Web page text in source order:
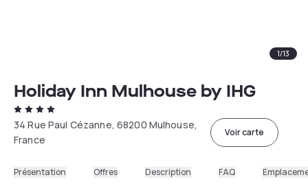
1/13
Holiday Inn Mulhouse by IHG
34 Rue Paul Cézanne, 68200 Mulhouse,
France
Voir carte
Présentation Offres Description FAQ